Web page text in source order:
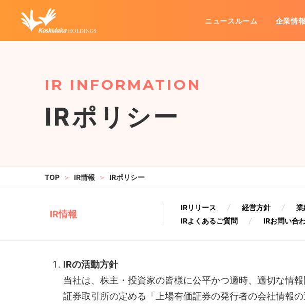
IRポリシー
IR情報 IRポリシー
IR情報
IRリリース 経営方針 業
IRよくあるご質問
IRお問い合
IRの活動方針
当社は、株主・投資家の皆様に公平かつ適時、適切な情
証券取引所の定める「上場有価証券の発行者の会社情報
ニュースルーム
代表メッセージ グ
企業情報
カラオケ事業
IRお問い合わせ
IRポリシー